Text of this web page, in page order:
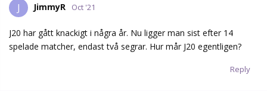
J JimmyR Oct '21
J20 har gått knackigt i några år. Nu ligger man sist efter 14
spelade matcher, endast två segrar. Hur mår J20 egentligen?
Reply